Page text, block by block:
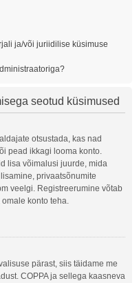
ja/või juriidilise küsimuse
seotud küsimused
otsustada, kas nad
pead ikkagi looma konto.
lisa võimalusi juurde, mida
privaatsõnumite
veelgi. Registreerumine võtab
konto teha.
pärast, siis täidame me
COPPA ja sellega kaasneva